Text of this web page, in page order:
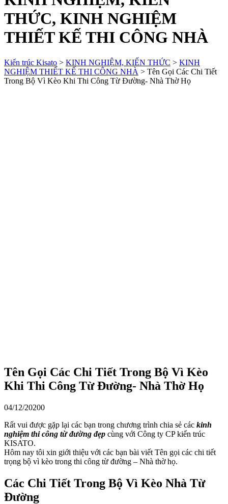
THỨC, KINH NGHIỆM
THIẾT KẾ THI CÔNG NHÀ
Kiến trúc Kisato > KINH NGHIỆM, KIẾN THỨC > KINH
NGHIỆM THIẾT KẾ THI CÔNG NHÀ > Tên Gọi Các Chi Tiết
Trong Bộ Vì Kèo Khi Thi Công Từ Đường- Nhà Thờ Họ
Tên Gọi Các Chi Tiết Trong Bộ Vì Kèo
Khi Thi Công Từ Đường- Nhà Thờ Họ
04/12/20200
Rất vui được gặp lại các bạn trong chương trình chia sẻ các kinh
nghiệm thi công từ đường đẹp cùng với Công ty CP kiến trúc
KISATO.
Hôm nay tôi xin giới thiệu với các bạn bài viết Tên gọi các chi tiết
trọng bộ vì kèo trong thi công từ đường – Nhà thờ họ.
Các Chi Tiết Trong Bộ Vì Kèo Nhà Từ
Đường